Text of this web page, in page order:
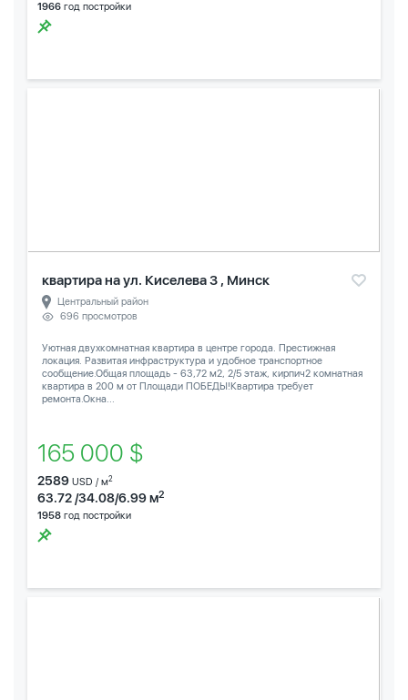
1966 год постройки
квартира на ул. Киселева 3 , Минск
Центральный район
696 просмотров
Уютная двухкомнатная квартира в центре города. Престижная
локация. Развитая инфраструктура и удобное транспортное
сообщение.Общая площадь - 63,72 м2, 2/5 этаж, кирпич2 комнатная
квартира в 200 м от Площади ПОБЕДЫ!Квартира требует
ремонта.Окна...
165 000 $
2589 USD / м2
63.72 /34.08/6.99 м2
1958 год постройки